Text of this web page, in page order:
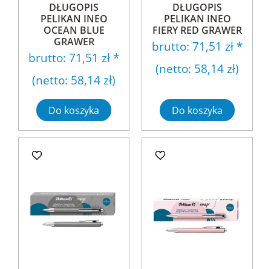
DŁUGOPIS
PELIKAN INEO
OCEAN BLUE
GRAWER
brutto: 71,51 zł *
(netto: 58,14 zł)
Do koszyka
DŁUGOPIS
PELIKAN INEO
FIERY RED GRAWER
brutto: 71,51 zł *
(netto: 58,14 zł)
Do koszyka